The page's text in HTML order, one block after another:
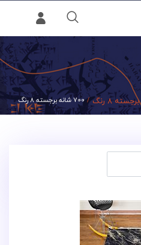
700 شانه برجسته 8 رنگ